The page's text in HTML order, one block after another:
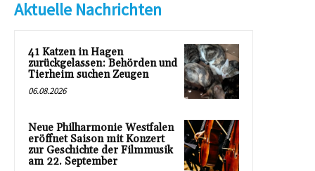
Aktuelle Nachrichten
41 Katzen in Hagen
zurückgelassen: Behörden und
Tierheim suchen Zeugen
06.08.2026
Neue Philharmonie Westfalen
eröffnet Saison mit Konzert
zur Geschichte der Filmmusik
am 22. September